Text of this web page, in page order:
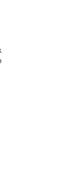
=
throws